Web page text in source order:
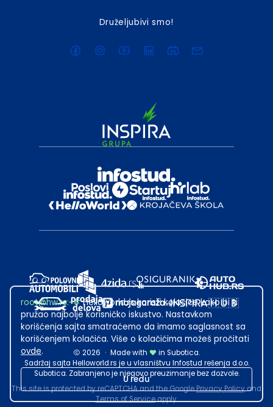
Druželjubivi smo!
2026 · Made with
in Subotica.
Sadržaj sajta Helloworld.rs je u vlasništvu Infostud rešenja d.o.o.
Subotica. Zabranjeno je njegovo preuzimanje bez dozvole.
This site is protected by reCAPTCHA and the GooglePrivacy Policyand
Terms of Serviceapply.
root@hw.rs:~#Helloworld.rs koristi kolačiće kako bi ti
pružao najbolje korisničko iskustvo. Nastavkom
korišćenja sajta smatraćemo da imamo saglasnost sa
korišćenjem kolačića. Više o kolačićima možeš pročitati
ovde.
U redu